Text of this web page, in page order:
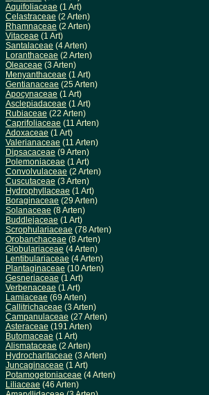
Aquifoliaceae (1 Art)
Celastraceae (2 Arten)
Rhamnaceae (2 Arten)
Vitaceae (1 Art)
Santalaceae (4 Arten)
Loranthaceae (2 Arten)
Oleaceae (3 Arten)
Menyanthaceae (1 Art)
Gentianaceae (25 Arten)
Apocynaceae (1 Art)
Asclepiadaceae (1 Art)
Rubiaceae (22 Arten)
Caprifoliaceae (11 Arten)
Adoxaceae (1 Art)
Valerianaceae (11 Arten)
Dipsacaceae (9 Arten)
Polemoniaceae (1 Art)
Convolvulaceae (2 Arten)
Cuscutaceae (3 Arten)
Hydrophyllaceae (1 Art)
Boraginaceae (29 Arten)
Solanaceae (8 Arten)
Buddlejaceae (1 Art)
Scrophulariaceae (78 Arten)
Orobanchaceae (8 Arten)
Globulariaceae (4 Arten)
Lentibulariaceae (4 Arten)
Plantaginaceae (10 Arten)
Gesneriaceae (1 Art)
Verbenaceae (1 Art)
Lamiaceae (69 Arten)
Callitrichaceae (3 Arten)
Campanulaceae (27 Arten)
Asteraceae (191 Arten)
Butomaceae (1 Art)
Alismataceae (2 Arten)
Hydrocharitaceae (3 Arten)
Juncaginaceae (1 Art)
Potamogetoniaceae (4 Arten)
Liliaceae (46 Arten)